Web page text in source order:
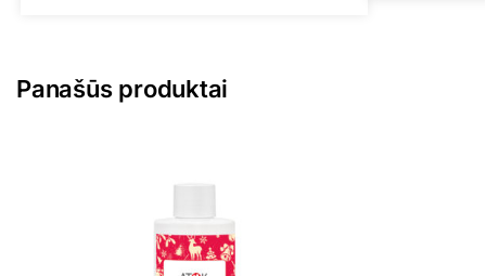
Panašūs produktai